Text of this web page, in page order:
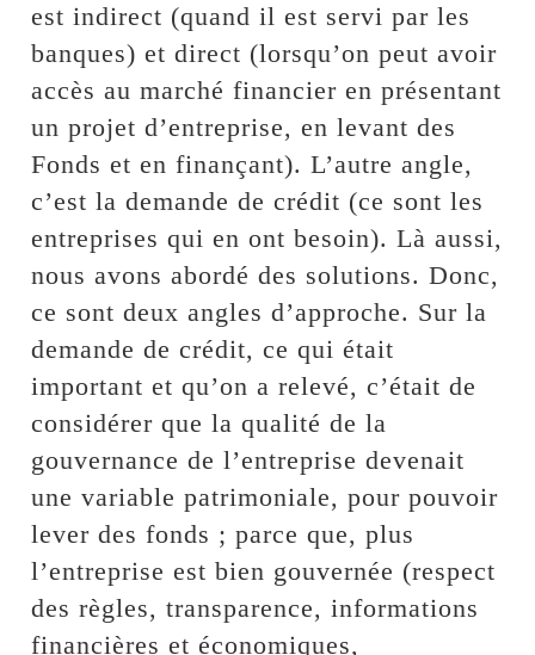
est indirect (quand il est servi par les
banques) et direct (lorsqu’on peut avoir
accès au marché financier en présentant
un projet d’entreprise, en levant des
Fonds et en finançant). L’autre angle,
c’est la demande de crédit (ce sont les
entreprises qui en ont besoin). Là aussi,
nous avons abordé des solutions. Donc,
ce sont deux angles d’approche. Sur la
demande de crédit, ce qui était
important et qu’on a relevé, c’était de
considérer que la qualité de la
gouvernance de l’entreprise devenait
une variable patrimoniale, pour pouvoir
lever des fonds ; parce que, plus
l’entreprise est bien gouvernée (respect
des règles, transparence, informations
financières et économiques,